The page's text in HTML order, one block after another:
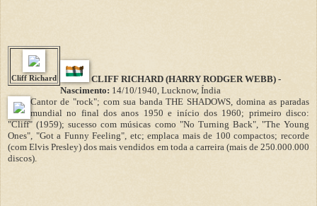
Cliff Richard
CLIFF RICHARD (HARRY RODGER WEBB) -
Nascimento: 14/10/1940, Lucknow, Índia
Cantor de "rock"; com sua banda THE SHADOWS, domina as paradas
mundial no final dos anos 1950 e início dos 1960; primeiro disco:
"Cliff" (1959); sucesso com músicas como "No Turning Back", "The Young
Ones", "Got a Funny Feeling", etc; emplaca mais de 100 compactos; recorde
(com Elvis Presley) dos mais vendidos em toda a carreira (mais de 250.000.000
discos).